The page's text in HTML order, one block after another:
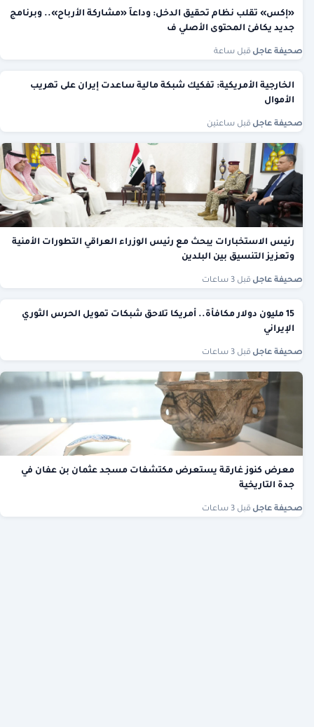
«إكس» تقلب نظام تحقيق الدخل: وداعاً «مشاركة الأرباح».. وبرنامج
جديد يكافئ المحتوى الأصلي ف
صحيفة عاجل قبل ساعة
الخارجية الأمريكية: تفكيك شبكة مالية ساعدت إيران على تهريب
الأموال
صحيفة عاجل قبل ساعتين
رئيس الاستخبارات يبحث مع رئيس الوزراء العراقي التطورات الأمنية
وتعزيز التنسيق بين البلدين
صحيفة عاجل قبل 3 ساعات
15 مليون دولار مكافأة.. أمريكا تلاحق شبكات تمويل الحرس الثوري
الإيراني
صحيفة عاجل قبل 3 ساعات
معرض كنوز غارقة يستعرض مكتشفات مسجد عثمان بن عفان في
جدة التاريخية
صحيفة عاجل قبل 3 ساعات